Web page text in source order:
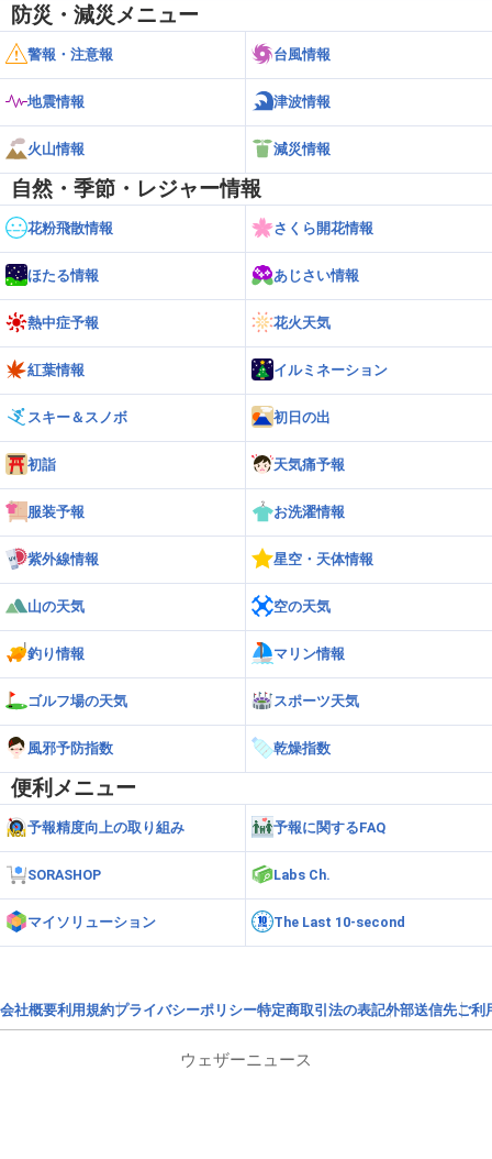
防災・減災メニュー
警報・注意報 台風情報
地震情報 津波情報
火山情報 減災情報
自然・季節・レジャー情報
花粉飛散情報 さくら開花情報
ほたる情報 あじさい情報
熱中症予報 花火天気
紅葉情報 イルミネーション
スキー＆スノボ 初日の出
初詣 天気痛予報
服装予報 お洗濯情報
紫外線情報 星空・天体情報
山の天気 空の天気
釣り情報 マリン情報
ゴルフ場の天気 スポーツ天気
風邪予防指数 乾燥指数
便利メニュー
予報精度向上の取り組み 予報に関するFAQ
SORASHOP Labs Ch.
マイソリューション The Last 10-second
会社概要利用規約プライバシーポリシー特定商取引法の表記外部送信先ご利
ウェザーニュース